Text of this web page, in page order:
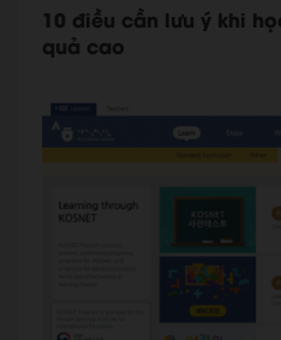
10 điều cần lưu ý khi
quả cao